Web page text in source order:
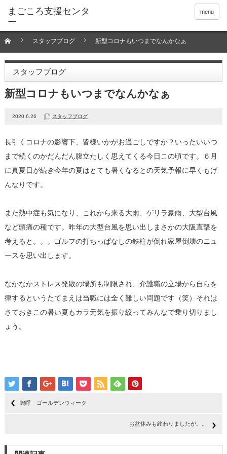
menu
スタッフブログ 新型コロナもいつまでなんかなぁ
スタッフブログ
新型コロナもいつまでなんかなぁ
2020.6.26 スタッフブログ
長引くコロナの影響下、皆様いかがお過ごしですか？いったいいつ
まで続くのかだんだん腹立たしく思えてくる今日この頃です。６月
に真夏日が続き今年の夏はとても暑くなるとの天気予報に早くもげ
んなりです。
また熱中症も気になり、これから来る大雨、ゲリラ豪雨、大型台風
など頭痛の種です。昨年の大型台風を思い出しまさかの大阪直撃を
考えると。。。ゴルフの打ちっぱなしの鉄柱が倒れ家屋倒壊のニュ
ースを思い出します。
なかなかストレス発散の場所も制限され、介護職の立場から自らを
律するというたてまえは当職には全く難しい問題です（笑）それは
さておきこの暑い夏もカラ元気を振り絞ってみんなで乗り切りまし
ょう。
嗚呼 ゴールデンウィーク
お盆休みも終わりましたが。。